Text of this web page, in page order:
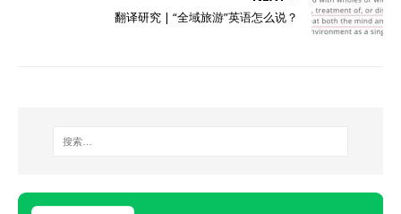
翻译研究 | “全域旅游”英语怎么说？